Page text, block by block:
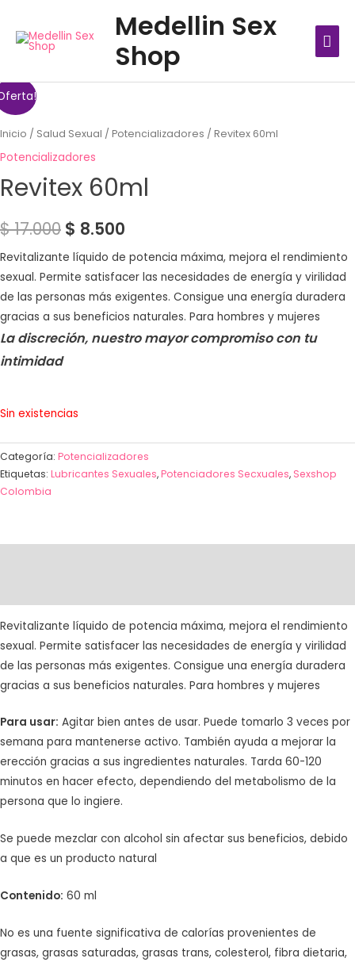
contenido
Medellin Sex
Shop
Inicio / Salud Sexual / Potencializadores / Revitex 60ml
Potencializadores
Revitex 60ml
$17.000 $ 8.500
Revitalizante líquido de potencia máxima, mejora el rendimiento
sexual. Permite satisfacer las necesidades de energía y virilidad
de las personas más exigentes. Consigue una energía duradera
gracias a sus beneficios naturales. Para hombres y mujeres
La discreción, nuestro mayor compromiso con tu
intimidad
Sin existencias
Categoría: Potencializadores
Etiquetas: Lubricantes Sexuales,Potenciadores Secxuales, Sexshop
Colombia
Revitalizante líquido de potencia máxima, mejora el rendimiento
sexual. Permite satisfacer las necesidades de energía y virilidad
de las personas más exigentes. Consigue una energía duradera
gracias a sus beneficios naturales. Para hombres y mujeres
Para usar: Agitar bien antes de usar. Puede tomarlo 3 veces por
semana para mantenerse activo. También ayuda a mejorar la
erección gracias a sus ingredientes naturales. Tarda 60-120
minutos en hacer efecto, dependiendo del metabolismo de la
persona que lo ingiere.
Se puede mezclar con alcohol sin afectar sus beneficios, debido
a que es un producto natural
Contenido: 60 ml
No es una fuente significativa de calorías provenientes de
grasas, grasas saturadas, grasas trans, colesterol, fibra dietaria,